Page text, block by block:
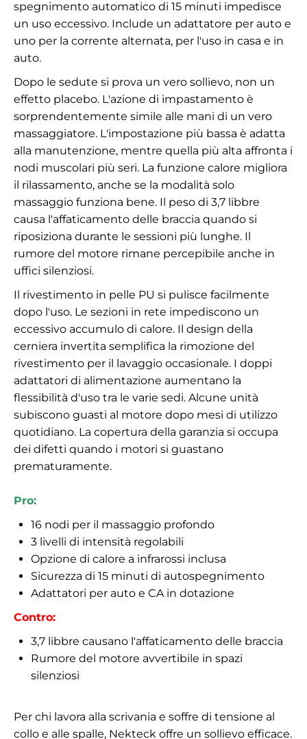
spegnimento automatico di 15 minuti impedisce
un uso eccessivo. Include un adattatore per auto e
uno per la corrente alternata, per l'uso in casa e in
auto.
Dopo le sedute si prova un vero sollievo, non un
effetto placebo. L'azione di impastamento è
sorprendentemente simile alle mani di un vero
massaggiatore. L'impostazione più bassa è adatta
alla manutenzione, mentre quella più alta affronta i
nodi muscolari più seri. La funzione calore migliora
il rilassamento, anche se la modalità solo
massaggio funziona bene. Il peso di 3,7 libbre
causa l'affaticamento delle braccia quando si
riposiziona durante le sessioni più lunghe. Il
rumore del motore rimane percepibile anche in
uffici silenziosi.
Il rivestimento in pelle PU si pulisce facilmente
dopo l'uso. Le sezioni in rete impediscono un
eccessivo accumulo di calore. Il design della
cerniera invertita semplifica la rimozione del
rivestimento per il lavaggio occasionale. I doppi
adattatori di alimentazione aumentano la
flessibilità d'uso tra le varie sedi. Alcune unità
subiscono guasti al motore dopo mesi di utilizzo
quotidiano. La copertura della garanzia si occupa
dei difetti quando i motori si guastano
prematuramente.
Pro:
16 nodi per il massaggio profondo
3 livelli di intensità regolabili
Opzione di calore a infrarossi inclusa
Sicurezza di 15 minuti di autospegnimento
Adattatori per auto e CA in dotazione
Contro:
3,7 libbre causano l'affaticamento delle braccia
Rumore del motore avvertibile in spazi
silenziosi
Per chi lavora alla scrivania e soffre di tensione al
collo e alle spalle, Nekteck offre un sollievo efficace.